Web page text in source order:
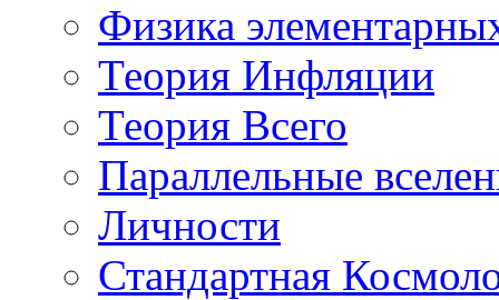
Физика
Теория Инфляции
Теория Всего
Параллельные
Личности
Стандартная